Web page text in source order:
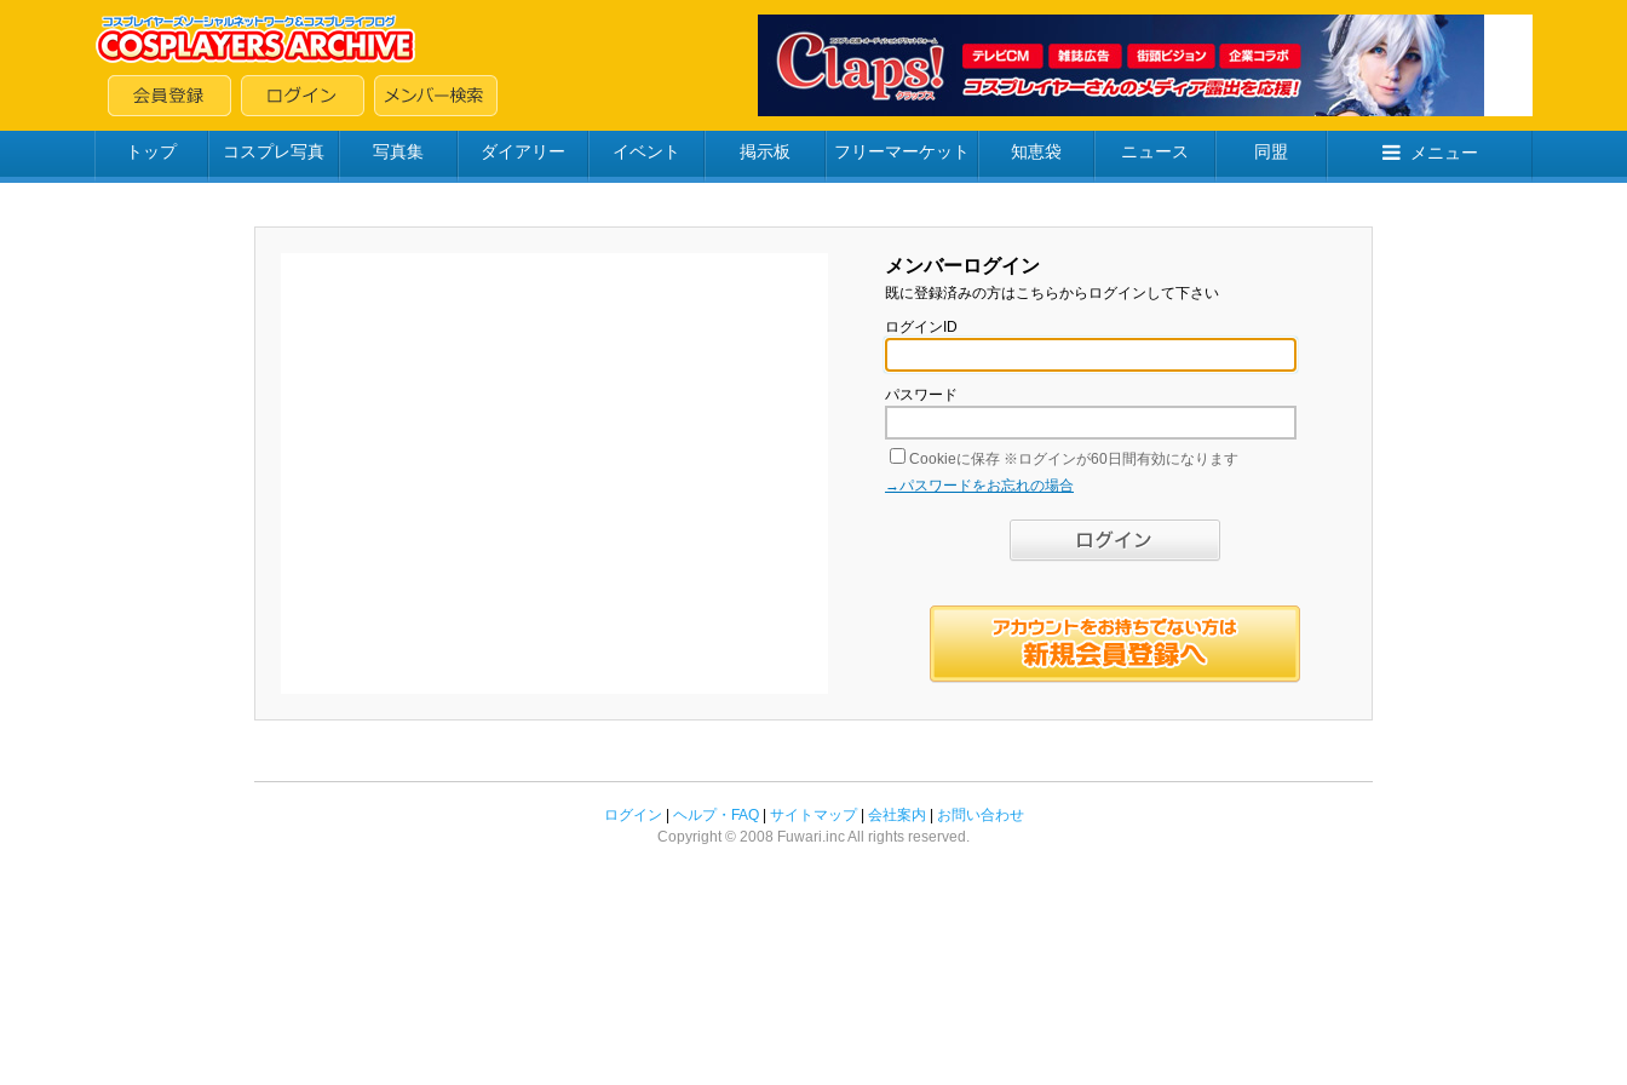
トップ コスプレ写真 写真集 ダイアリー イベント 掲示板 フリーマーケット 知恵袋 ニュース 同盟 メニュー
メンバーログイン
既に登録済みの方はこちらからログインして下さい
ログインID
パスワード
Cookieに保存 ※ログインが60日間有効になります
→パスワードをお忘れの場合
ログイン ヘルプ・FAQ| サイトマップ| 会社案内
お問い合わせ
Copyright © 2008 Fuwari.inc All rights reserved.